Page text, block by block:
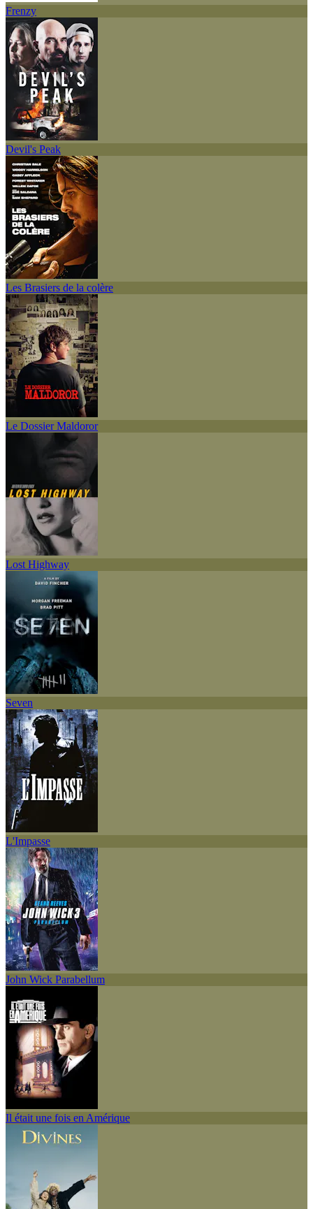
Frenzy
Devil's Peak
Les Brasiers de la colère
Le Dossier Maldoror
Lost Highway
Seven
L'Impasse
John Wick Parabellum
Il était une fois en Amérique